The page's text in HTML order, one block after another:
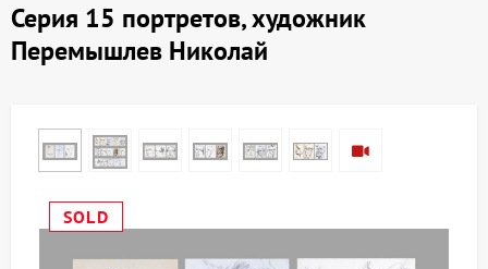
Серия 15 портретов, художник
Перемышлев Николай
SOLD